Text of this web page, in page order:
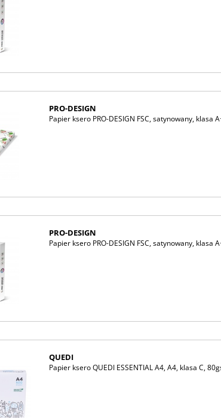
PRO-DESIGN
Papier ksero PRO-DESIGN FSC, satynowany, klasa
PRO-DESIGN
Papier ksero PRO-DESIGN FSC, satynowany, klasa
QUEDI
Papier ksero QUEDI ESSENTIAL A4, A4, klasa C,